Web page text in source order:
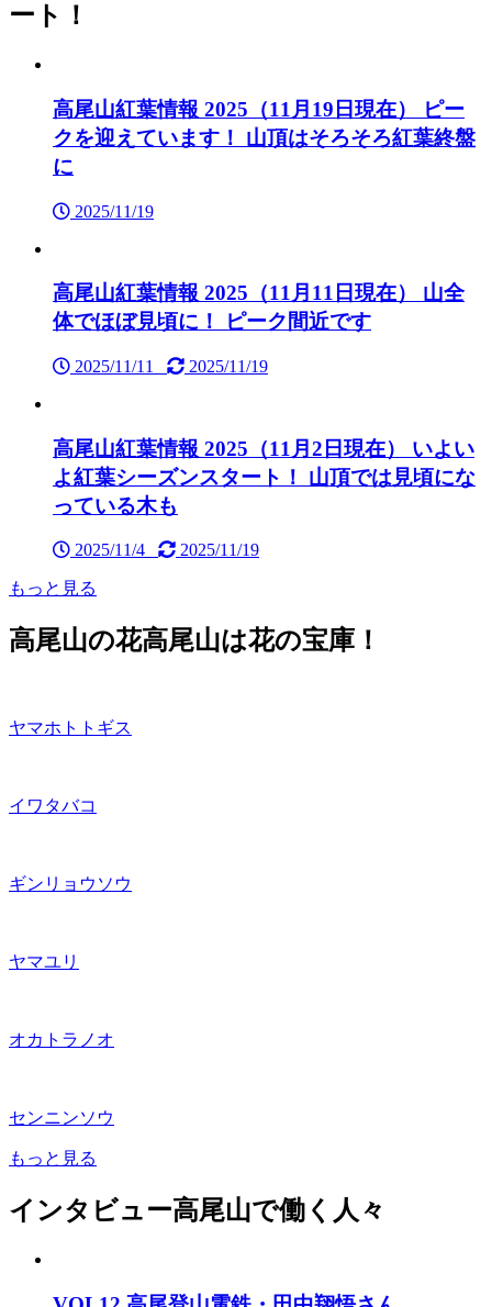
ート！
高尾山紅葉情報 2025（11月19日現在） ピー
クを迎えています！ 山頂はそろそろ紅葉終盤
に
2025/11/19
高尾山紅葉情報 2025（11月11日現在） 山全
体でほぼ見頃に！ ピーク間近です
2025/11/11 2025/11/19
高尾山紅葉情報 2025（11月2日現在） いよい
よ紅葉シーズンスタート！ 山頂では見頃にな
っている木も
2025/11/4 2025/11/19
もっと見る
高尾山の花高尾山は花の宝庫！
ヤマホトトギス
イワタバコ
ギンリョウソウ
ヤマユリ
オカトラノオ
センニンソウ
もっと見る
インタビュー高尾山で働く人々